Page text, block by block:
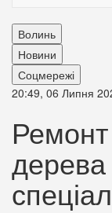
Волинь
Новини
Соцмережі
20:49, 06 Липня
Ремонт
дерева